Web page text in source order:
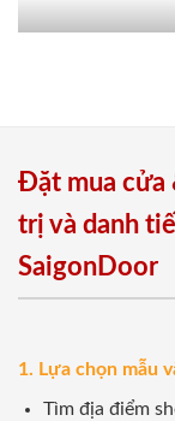
Đặt mua cửa
trị và danh
SaigonDoor
1. Lựa chọn mẫu
Tìm địa điểm